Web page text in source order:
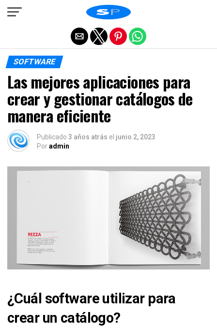
SOFTWARE
Las mejores aplicaciones para
crear y gestionar catálogos de
manera eficiente
Publicado 3 años atrás el junio 2, 2023
Poradmin
¿Cuál software utilizar para
crear un catálogo?
Salir de la versión móvil